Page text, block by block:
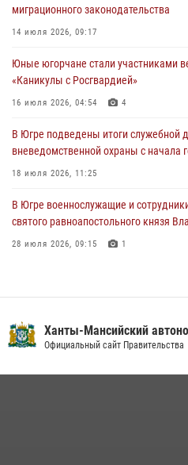
06 августа 2026, 11:29 5 1
направлении
06 августа 2026, 11:28
память генерала армии Ивана
06 августа 2026, 11:26 6
миграционного законодательства
14 июля 2026, 09:17
Юные югорчане стали участниками
«Каникулы с Росгвардией»
16 июля 2026, 04:54 4
В Югре подведены итоги служебной
вневедомственной охраны с начала
18 июля 2026, 11:25
В Югре военнослужащие и
святого равноапостольного князя
28 июля 2026, 09:15 1
В Югре Росгвардия обеспечила
Ханты-Мансийский
Официальный сайт Правительства